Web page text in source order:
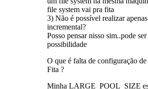
file system vai pra fita
3) Não é possível realizar
incremental?
Posso pensar nisso sim..pode ser
possibilidade
O que é falta de configuração de
Fita ?
Minha LARGE_POOL_SIZE